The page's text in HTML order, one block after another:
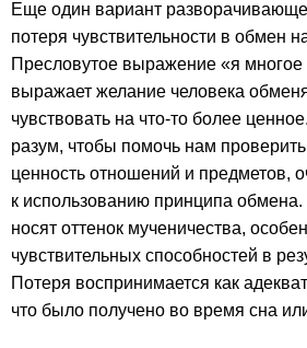
Еще один вариант
потеря чувствительности в обмен
Пресловутое выражение «я
выражает желание человека
чувствовать на что-то более
разум, чтобы помочь нам
ценность отношений и предметов,
к использованию принципа обмена.
носят оттенок мученичества,
чувствительных способностей в
Потеря воспринимается как
что было получено во время сна